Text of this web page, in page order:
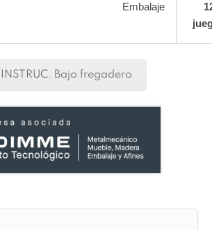
Embalaje
INSTRUC. Bajo fregadero